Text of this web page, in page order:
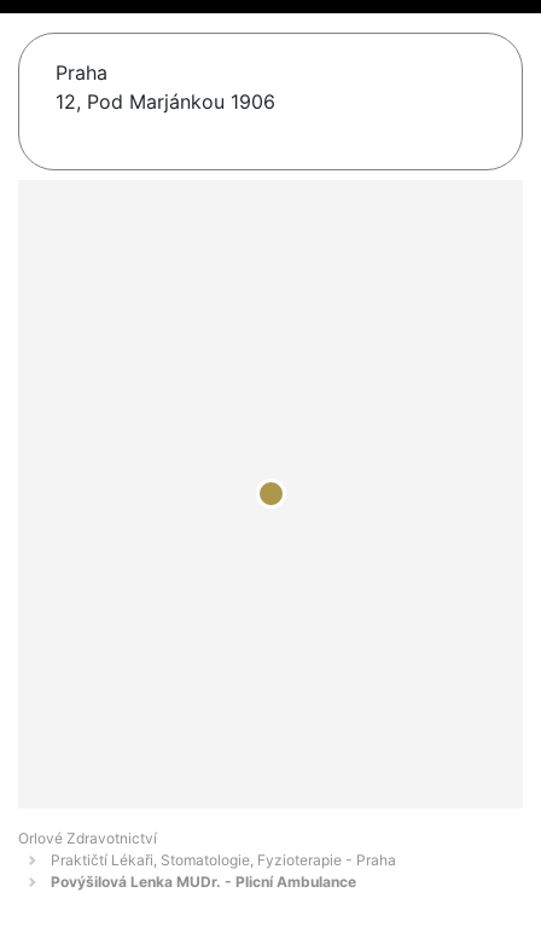
Praha
12, Pod Marjánkou 1906
Orlové Zdravotnictví
Praktičtí Lékaři, Stomatologie, Fyzioterapie - Praha
Povýšilová Lenka MUDr. - Plicní Ambulance